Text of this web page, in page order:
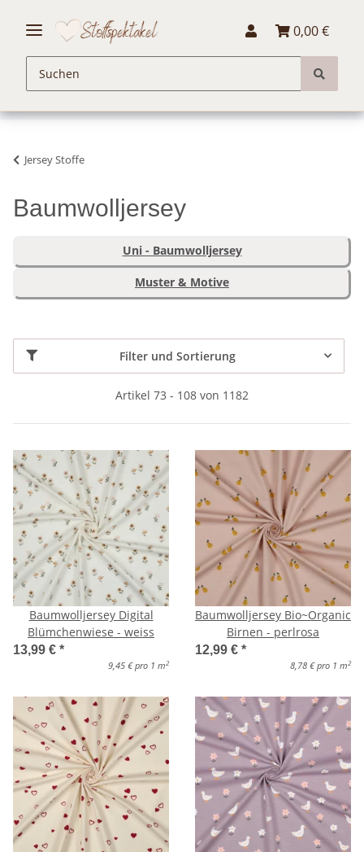
0,00 €
Jersey Stoffe
Baumwolljersey
Uni - Baumwolljersey
Muster & Motive
Filter und Sortierung
Artikel 73 - 108 von 1182
Baumwolljersey Digital
Blümchenwiese - weiss
13,99 € *
9,45 € pro 1 m 2
Baumwolljersey Bio~Organic
Birnen - perlrosa
12,99 € *
8,78 € pro 1 m 2